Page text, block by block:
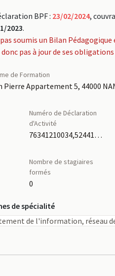
BPF : 23/02/2024,
2023.
soumis un Bilan Pédagogique
pas à jour de ses obligations
de Formation
Pierre Appartement 5, 44000
Numéro de Déclaration
d'Activité
76341210034,52441080744
Nombre de stagiaires
formés
0
de spécialité
de l'information, réseau